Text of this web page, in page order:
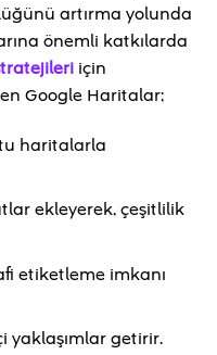
artırma yolunda
önemli katkılarda
için
Google Haritalar;
haritalarla
ekleyerek, çeşitlilik
etiketleme imkanı
yaklaşımlar getirir.